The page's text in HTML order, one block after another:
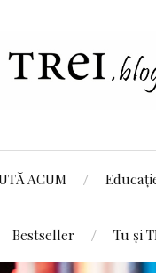
ACUM
Bestseller Tu și